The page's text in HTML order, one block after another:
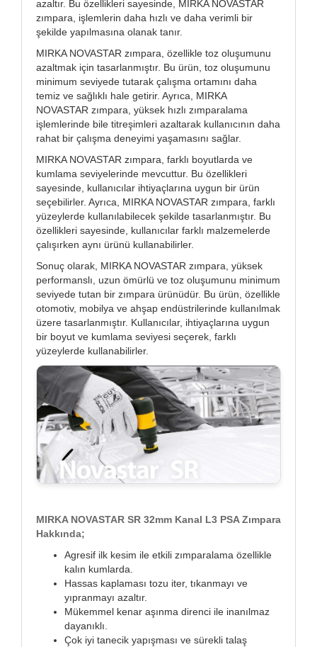
azaltır. Bu özellikleri sayesinde, MIRKA NOVASTAR
zımpara, işlemlerin daha hızlı ve daha verimli bir
şekilde yapılmasına olanak tanır.
MIRKA NOVASTAR zımpara, özellikle toz oluşumunu
azaltmak için tasarlanmıştır. Bu ürün, toz oluşumunu
minimum seviyede tutarak çalışma ortamını daha
temiz ve sağlıklı hale getirir. Ayrıca, MIRKA
NOVASTAR zımpara, yüksek hızlı zımparalama
işlemlerinde bile titreşimleri azaltarak kullanıcının daha
rahat bir çalışma deneyimi yaşamasını sağlar.
MIRKA NOVASTAR zımpara, farklı boyutlarda ve
kumlama seviyelerinde mevcuttur. Bu özellikleri
sayesinde, kullanıcılar ihtiyaçlarına uygun bir ürün
seçebilirler. Ayrıca, MIRKA NOVASTAR zımpara, farklı
yüzeylerde kullanılabilecek şekilde tasarlanmıştır. Bu
özellikleri sayesinde, kullanıcılar farklı malzemelerde
çalışırken aynı ürünü kullanabilirler.
Sonuç olarak, MIRKA NOVASTAR zımpara, yüksek
performanslı, uzun ömürlü ve toz oluşumunu minimum
seviyede tutan bir zımpara ürünüdür. Bu ürün, özellikle
otomotiv, mobilya ve ahşap endüstrilerinde kullanılmak
üzere tasarlanmıştır. Kullanıcılar, ihtiyaçlarına uygun
bir boyut ve kumlama seviyesi seçerek, farklı
yüzeylerde kullanabilirler.
MIRKA NOVASTAR SR 32mm Kanal L3 PSA Zımpara
Hakkında;
Agresif ilk kesim ile etkili zımparalama özellikle
kalın kumlarda.
Hassas kaplaması tozu iter, tıkanmayı ve
yıpranmayı azaltır.
Mükemmel kenar aşınma direnci ile inanılmaz
dayanıklı.
Çok iyi tanecik yapışması ve sürekli talaş